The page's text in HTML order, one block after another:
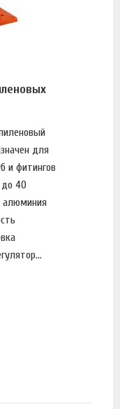
для
и фитингов
до 40
алюминия